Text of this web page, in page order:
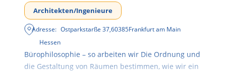
Architekten/Ingenieure
Adresse: Ostparkstarße 37,60385Frankfurt am Main
Hessen
Bürophilosophie – so arbeiten wir Die Ordnung und
die Gestaltung von Räumen bestimmen, wie wir ein